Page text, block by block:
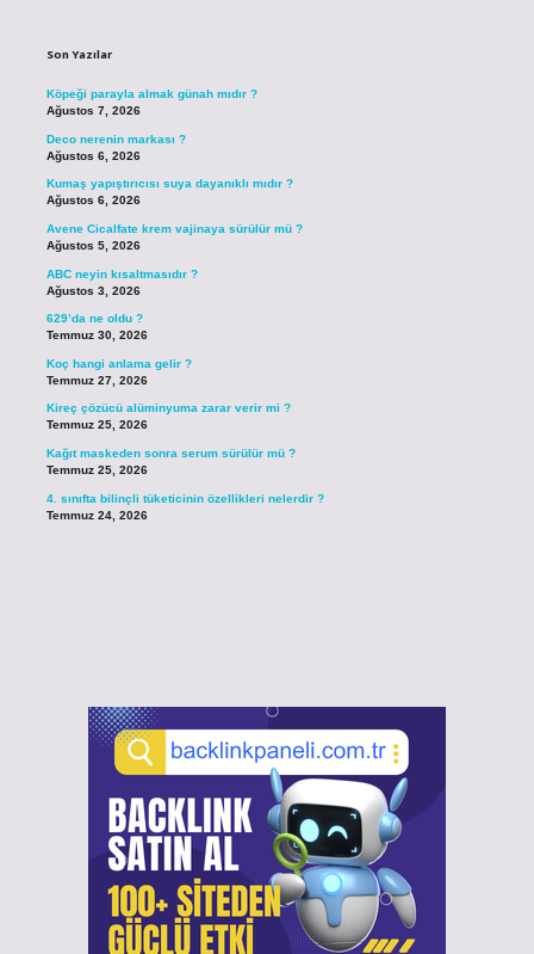
Son Yazılar
Köpeği parayla almak günah mıdır ?
Ağustos 7, 2026
Deco nerenin markası ?
Ağustos 6, 2026
Kumaş yapıştırıcısı suya dayanıklı mıdır ?
Ağustos 6, 2026
Avene Cicalfate krem vajinaya sürülür mü ?
Ağustos 5, 2026
ABC neyin kısaltmasıdır ?
Ağustos 3, 2026
629’da ne oldu ?
Temmuz 30, 2026
Koç hangi anlama gelir ?
Temmuz 27, 2026
Kireç çözücü alüminyuma zarar verir mi ?
Temmuz 25, 2026
Kağıt maskeden sonra serum sürülür mü ?
Temmuz 25, 2026
4. sınıfta bilinçli tüketicinin özellikleri nelerdir ?
Temmuz 24, 2026